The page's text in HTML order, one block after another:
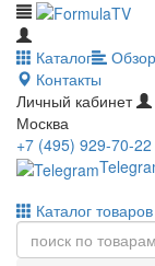
Каталог
Контакты
Личный кабинет
Москва
+7 (495) 929-70-22
Каталог товаров